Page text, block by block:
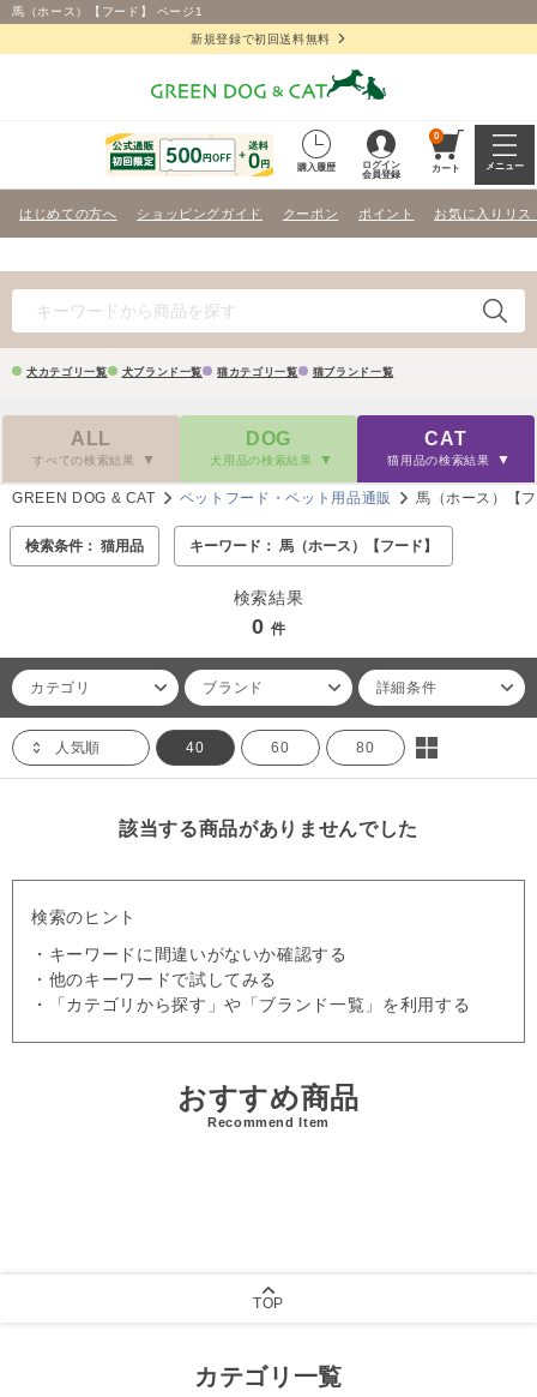
馬（ホース）【フード】 ページ1
新規登録で初回送料無料
購入履歴
ログイン
会員登録
0
カート メニュー
はじめての方へ ショッピングガイド クーポン ポイント お気に入りリス
犬カテゴリ一覧 犬ブランド一覧 猫カテゴリ一覧 猫ブランド一覧
ALL
すべての検索結果
DOG
犬用品の検索結果
CAT
猫用品の検索結果
GREEN DOG & CAT ペットフード・ペット用品通販 馬（ホース）【
検索条件： 猫用品 キーワード： 馬（ホース）【フード】
検索結果
0 件
カテゴリ ブランド 詳細条件
人気順 40 60 80
該当する商品がありませんでした
検索のヒント
・キーワードに間違いがないか確認する
・他のキーワードで試してみる
・「カテゴリから探す」や「ブランド一覧」を利用する
おすすめ商品
Recommend Item
TOP
カテゴリ一覧